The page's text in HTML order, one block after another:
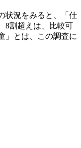
状況をみると、「仕
8割超えは、比較可
」とは、この調査に